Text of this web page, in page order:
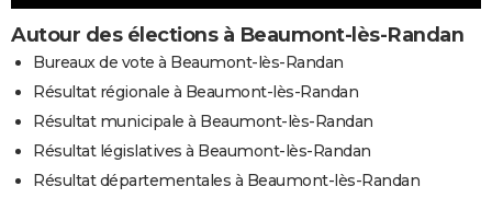
Autour des élections à Beaumont-lès-Randan
Bureaux de vote à Beaumont-lès-Randan
Résultat régionale à Beaumont-lès-Randan
Résultat municipale à Beaumont-lès-Randan
Résultat législatives à Beaumont-lès-Randan
Résultat départementales à Beaumont-lès-Randan